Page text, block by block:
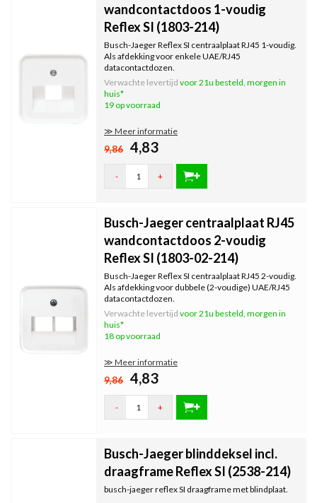
wandcontactdoos 1-voudig
Reflex SI (1803-214)
Busch-Jaeger Reflex SI centraalplaat RJ45 1-voudig.
Als afdekking voor enkele UAE/RJ45
datacontactdozen.
Verwachte levertijd voor 21u besteld, morgen in
huis*
19 op voorraad
≫ Meer informatie
9,86 4,83
- +
Busch-Jaeger centraalplaat RJ45
wandcontactdoos 2-voudig
Reflex SI (1803-02-214)
Busch-Jaeger Reflex SI centraalplaat RJ45 2-voudig.
Als afdekking voor dubbele (2-voudige) UAE/RJ45
datacontactdozen.
Verwachte levertijd voor 21u besteld, morgen in
huis*
18 op voorraad
≫ Meer informatie
9,86 4,83
- +
Busch-Jaeger blinddeksel incl.
draagframe Reflex SI (2538-214)
busch-jaeger reflex SI draagframe met blindplaat.